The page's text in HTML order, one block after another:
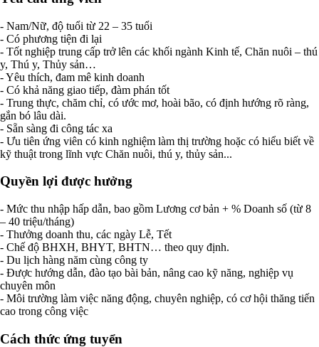
- Nam/Nữ, độ tuổi từ 22 – 35 tuổi
- Có phương tiện đi lại
- Tốt nghiệp trung cấp trở lên các khối ngành Kinh tế, Chăn nuôi – thú
y, Thú y, Thủy sản…
- Yêu thích, đam mê kinh doanh
- Có khả năng giao tiếp, đàm phán tốt
- Trung thực, chăm chỉ, có ước mơ, hoài bão, có định hướng rõ ràng,
gắn bó lâu dài.
- Sẵn sàng đi công tác xa
- Ưu tiên ứng viên có kinh nghiệm làm thị trường hoặc có hiểu biết về
kỹ thuật trong lĩnh vực Chăn nuôi, thú y, thủy sản...
Quyền lợi được hưởng
- Mức thu nhập hấp dẫn, bao gồm Lương cơ bản + % Doanh số (từ 8
– 40 triệu/tháng)
- Thưởng doanh thu, các ngày Lễ, Tết
- Chế độ BHXH, BHYT, BHTN… theo quy định.
- Du lịch hàng năm cùng công ty
- Được hướng dẫn, đào tạo bài bản, nâng cao kỹ năng, nghiệp vụ
chuyên môn
- Môi trường làm việc năng động, chuyên nghiệp, có cơ hội thăng tiến
cao trong công việc
Cách thức ứng tuyển